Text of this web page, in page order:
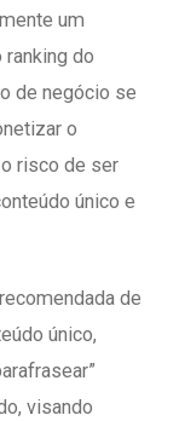
um
do
de negócio se
o
risco de ser
único e
de
único,
visando